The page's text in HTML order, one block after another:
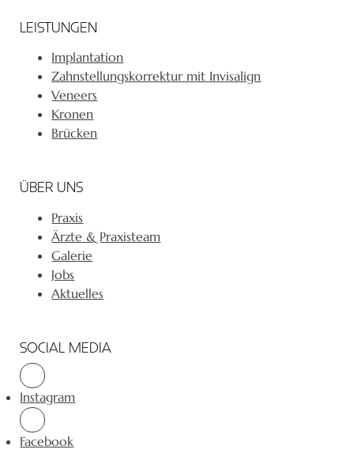
LEISTUNGEN
Implantation
Zahnstellungskorrektur mit Invisalign
Veneers
Kronen
Brücken
ÜBER UNS
Praxis
Ärzte & Praxisteam
Galerie
Jobs
Aktuelles
SOCIAL MEDIA
Instagram
Facebook